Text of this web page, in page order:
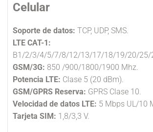
Celular
Soporte de datos: TCP, UDP, SMS.
LTE CAT-1:
B1/2/3/4/5/7/8/12/13/17/18/19/20/25/
GSM/3G: 850 /900/1800/1900 Mhz.
Potencia LTE: Clase 5 (20 dBm).
GSM/GPRS Reserva: GPRS Clase 10.
Velocidad de datos LTE: 5 Mbps UL/10
Tarjeta SIM: 1,8/3,3 V.